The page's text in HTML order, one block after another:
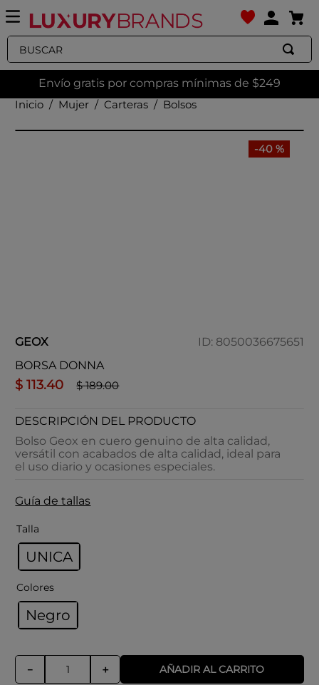
Buscar
Envío gratis por compras mínimas de $249
Mujer
Carteras Bolsos
-40 %
GEOX ID: 8050036675651
BORSA DONNA
$ 113.40 $ 189.00
DESCRIPCIÓN DEL PRODUCTO
Bolso Geox en cuero genuino de alta calidad,
versátil con acabados de alta calidad, ideal para
el uso diario y ocasiones especiales.
Guía de tallas
Talla
UNICA
Colores
Negro
＋
－ AÑADIR AL CARRITO